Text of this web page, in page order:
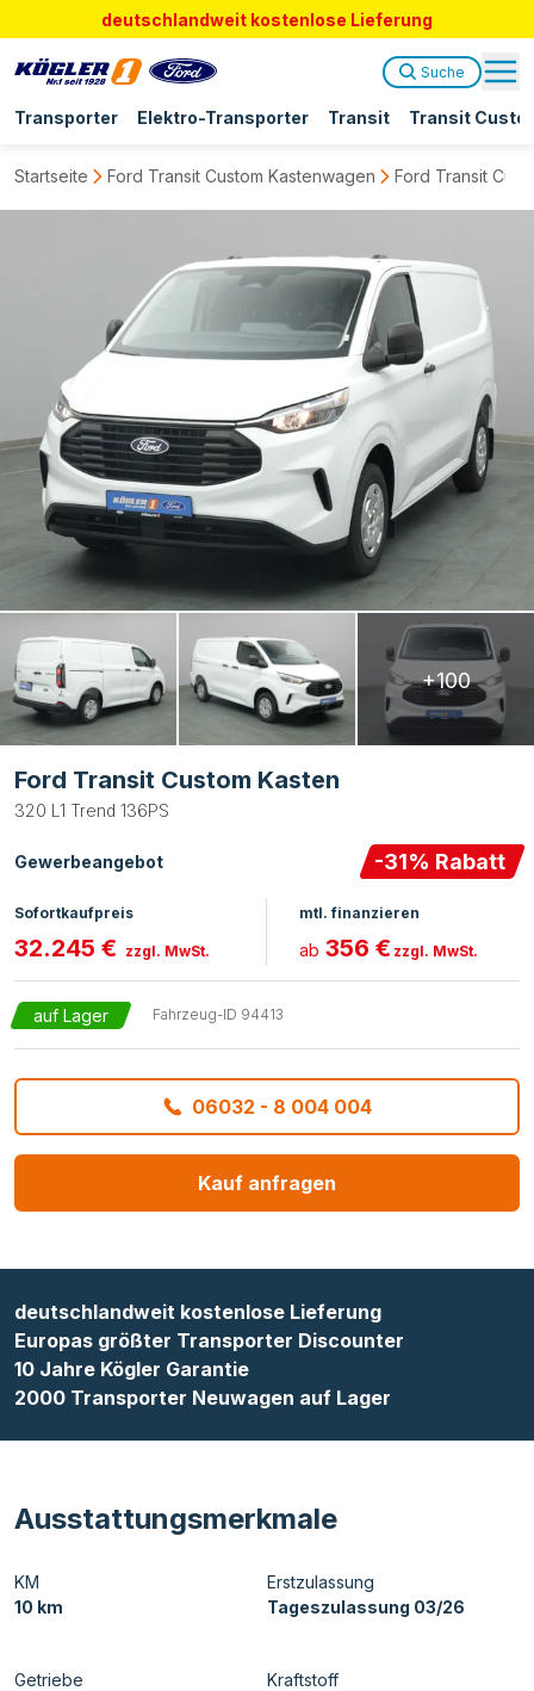
deutschlandweit kostenlose Lieferung
Transporter Elektro-Transporter Transit Transit
Suche
Startseite Ford Transit Custom Kastenwagen Ford Transit
+100
Ford Transit Custom Kasten
320 L1 Trend 136PS
Gewerbeangebot -31% Rabatt
Sofortkaufpreis
32.245 € zzgl. MwSt.
mtl. finanzieren
ab 356 € zzgl. MwSt.
auf Lager Fahrzeug-ID 94413
06032 - 8 004 004
Kauf anfragen
deutschlandweit kostenlose Lieferung
Europas größter Transporter Discounter
10 Jahre Kögler Garantie
2000 Transporter Neuwagen auf Lager
Ausstattungsmerkmale
KM
10 km
Erstzulassung
Tageszulassung 03/26
Getriebe
Kraftstoff